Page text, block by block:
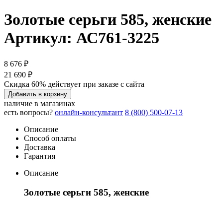
Золотые серьги 585, женские
Артикул: АС761-3225
8 676 ₽
21 690 ₽
Скидка 60% действует при заказе с сайта
Добавить в корзину
наличие в магазинах
есть вопросы? онлайн-консультант 8 (800) 500-07-13
Описание
Способ оплаты
Доставка
Гарантия
Описание
Золотые серьги 585, женские